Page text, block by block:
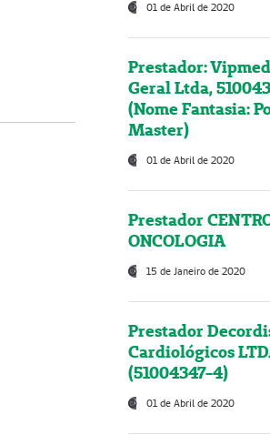
01 de Abril de 2020
Prestador:
Geral Ltda,
(Nome Fantasia:
Master)
01 de Abril de 2020
Prestador
ONCOLOGIA
15 de Janeiro de 2020
Prestador
Cardiológicos
(51004347-4)
01 de Abril de 2020